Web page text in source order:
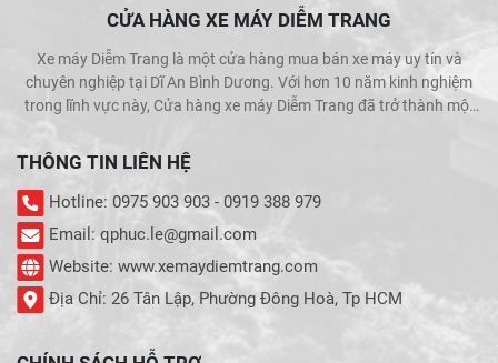
CỬA HÀNG XE MÁY DIỄM TRANG
Xe máy Diễm Trang là một cửa hàng mua bán xe máy uy tín và
chuyên nghiệp tại Dĩ An Bình Dương. Với hơn 10 năm kinh nghiệm
trong lĩnh vực này, Cửa hàng xe máy Diễm Trang đã trở thành một
khi muốn mua bán xe máy.
THÔNG TIN LIÊN HỆ
Hotline: 0975 903 903 - 0919 388 979
Email: qphuc.le@gmail.com
Website: www.xemaydiemtrang.com
Địa Chỉ: 26 Tân Lập, Phường Đông Hoà, Tp HCM